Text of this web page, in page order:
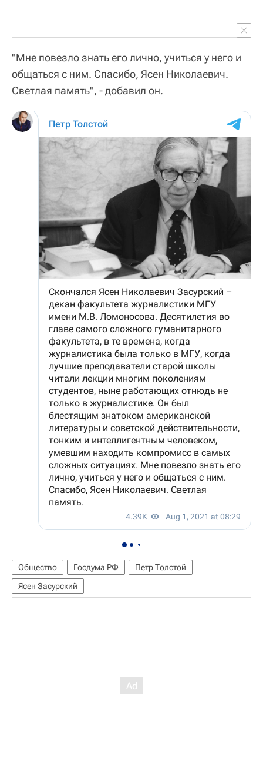
"Мне повезло знать его лично, учиться у него и
общаться с ним. Спасибо, Ясен Николаевич.
Светлая память", - добавил он.
Общество Госдума РФ
Петр Толстой
Ясен Засурский